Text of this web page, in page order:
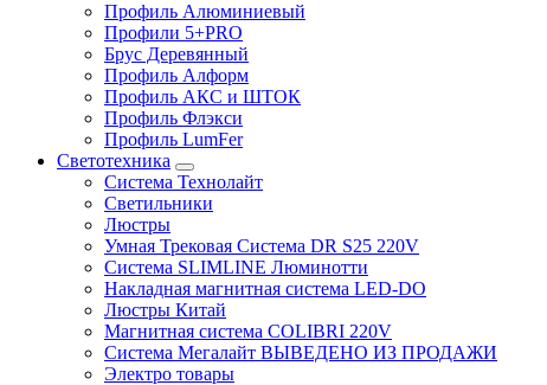
Профиль Алюминиевый
Профили 5+PRO
Брус Деревянный
Профиль Алформ
Профиль АКС и ШТОК
Профиль Флэкси
Профиль LumFer
Светотехника
Система Технолайт
Светильники
Люстры
Умная Трековая Система DR S25 220V
Система SLIMLINE Люминотти
Накладная магнитная система LED-DO
Люстры Китай
Магнитная система COLIBRI 220V
Система Мегалайт ВЫВЕДЕНО ИЗ ПРОДАЖИ
Электро товары